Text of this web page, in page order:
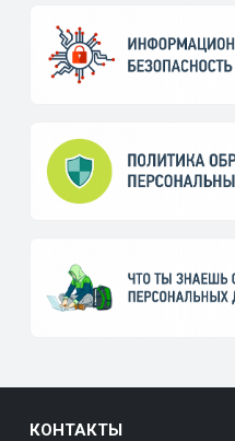
КОНТАКТЫ